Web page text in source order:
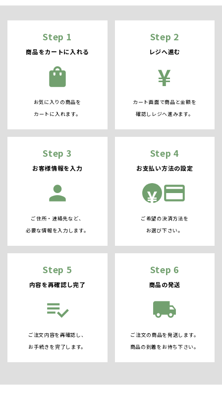
Step 1
商品をカートに入れる
shopping_bag
お気に入りの商品を
カートに入れます。
Step 2
レジへ進む
¥
カート画面で商品と金額を
確認しレジへ進みます。
Step 3
お客様情報を入力
person
ご住所・連絡先など、
必要な情報を入力します。
Step 4
お支払い方法の設定
¥ credit_card
ご希望の決済方法を
お選び下さい。
Step 5
内容を再確認し完了
playlist_add_check
ご注文内容を再確認し、
お手続きを完了します。
Step 6
商品の発送
local_shipping
ご注文の商品を発送します。
商品の到着をお待ち下さい。